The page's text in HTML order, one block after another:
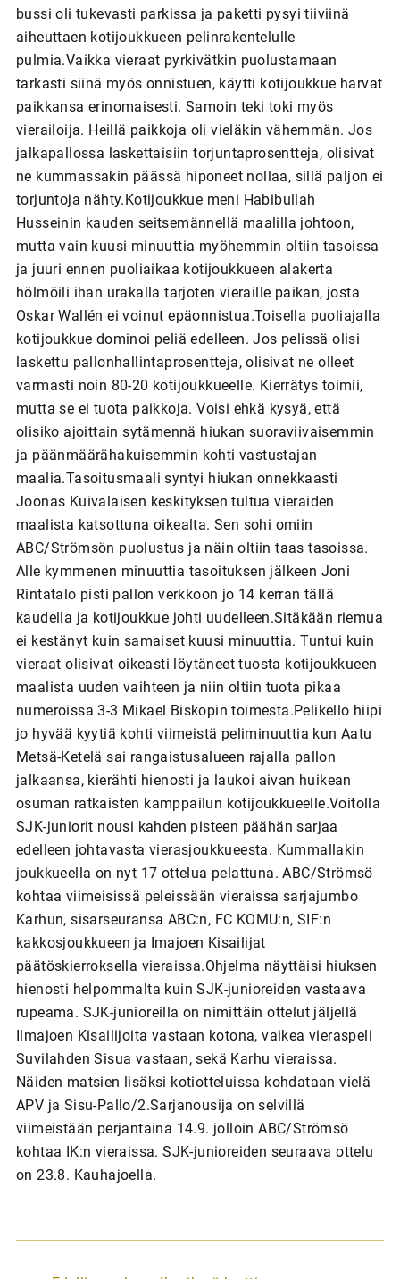
bussi oli tukevasti parkissa ja paketti pysyi tiiviinä
aiheuttaen kotijoukkueen pelinrakentelulle
pulmia.Vaikka vieraat pyrkivätkin puolustamaan
tarkasti siinä myös onnistuen, käytti kotijoukkue harvat
paikkansa erinomaisesti. Samoin teki toki myös
vierailoija. Heillä paikkoja oli vieläkin vähemmän. Jos
jalkapallossa laskettaisiin torjuntaprosentteja, olisivat
ne kummassakin päässä hiponeet nollaa, sillä paljon ei
torjuntoja nähty.Kotijoukkue meni Habibullah
Husseinin kauden seitsemännellä maalilla johtoon,
mutta vain kuusi minuuttia myöhemmin oltiin tasoissa
ja juuri ennen puoliaikaa kotijoukkueen alakerta
hölmöili ihan urakalla tarjoten vieraille paikan, josta
Oskar Wallén ei voinut epäonnistua.Toisella puoliajalla
kotijoukkue dominoi peliä edelleen. Jos pelissä olisi
laskettu pallonhallintaprosentteja, olisivat ne olleet
varmasti noin 80-20 kotijoukkueelle. Kierrätys toimii,
mutta se ei tuota paikkoja. Voisi ehkä kysyä, että
olisiko ajoittain sytämennä hiukan suoraviivaisemmin
ja päänmäärähakuisemmin kohti vastustajan
maalia.Tasoitusmaali syntyi hiukan onnekkaasti
Joonas Kuivalaisen keskityksen tultua vieraiden
maalista katsottuna oikealta. Sen sohi omiin
ABC/Strömsön puolustus ja näin oltiin taas tasoissa.
Alle kymmenen minuuttia tasoituksen jälkeen Joni
Rintatalo pisti pallon verkkoon jo 14 kerran tällä
kaudella ja kotijoukkue johti uudelleen.Sitäkään riemua
ei kestänyt kuin samaiset kuusi minuuttia. Tuntui kuin
vieraat olisivat oikeasti löytäneet tuosta kotijoukkueen
maalista uuden vaihteen ja niin oltiin tuota pikaa
numeroissa 3-3 Mikael Biskopin toimesta.Pelikello hiipi
jo hyvää kyytiä kohti viimeistä peliminuuttia kun Aatu
Metsä-Ketelä sai rangaistusalueen rajalla pallon
jalkaansa, kierähti hienosti ja laukoi aivan huikean
osuman ratkaisten kamppailun kotijoukkueelle.Voitolla
SJK-juniorit nousi kahden pisteen päähän sarjaa
edelleen johtavasta vierasjoukkueesta. Kummallakin
joukkueella on nyt 17 ottelua pelattuna. ABC/Strömsö
kohtaa viimeisissä peleissään vieraissa sarjajumbo
Karhun, sisarseuransa ABC:n, FC KOMU:n, SIF:n
kakkosjoukkueen ja Imajoen Kisailijat
päätöskierroksella vieraissa.Ohjelma näyttäisi hiuksen
hienosti helpommalta kuin SJK-junioreiden vastaava
rupeama. SJK-junioreilla on nimittäin ottelut jäljellä
Ilmajoen Kisailijoita vastaan kotona, vaikea vieraspeli
Suvilahden Sisua vastaan, sekä Karhu vieraissa.
Näiden matsien lisäksi kotiotteluissa kohdataan vielä
APV ja Sisu-Pallo/2.Sarjanousija on selvillä
viimeistään perjantaina 14.9. jolloin ABC/Strömsö
kohtaa IK:n vieraissa. SJK-junioreiden seuraava ottelu
on 23.8. Kauhajoella.
A